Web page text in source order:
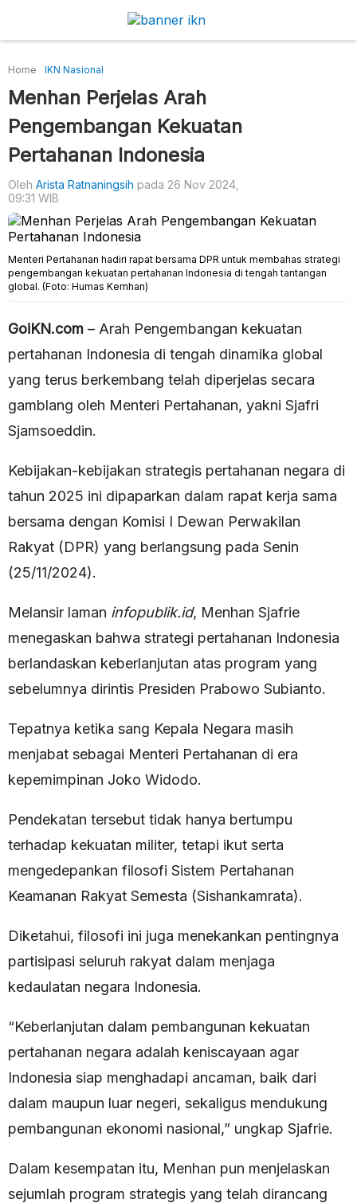
Home IKN Nasional
Menhan Perjelas Arah
Pengembangan Kekuatan
Pertahanan Indonesia
Oleh Arista Ratnaningsih pada 26 Nov 2024,
09:31 WIB
Menteri Pertahanan hadiri rapat bersama DPR untuk membahas strategi
pengembangan kekuatan pertahanan Indonesia di tengah tantangan
global. (Foto: Humas Kemhan)
GoiKN.com – Arah Pengembangan kekuatan
pertahanan Indonesia di tengah dinamika global
yang terus berkembang telah diperjelas secara
gamblang oleh Menteri Pertahanan, yakni Sjafri
Sjamsoeddin.
Kebijakan-kebijakan strategis pertahanan negara di
tahun 2025 ini dipaparkan dalam rapat kerja sama
bersama dengan Komisi I Dewan Perwakilan
Rakyat (DPR) yang berlangsung pada Senin
(25/11/2024).
Melansir laman infopublik.id, Menhan Sjafrie
menegaskan bahwa strategi pertahanan Indonesia
berlandaskan keberlanjutan atas program yang
sebelumnya dirintis Presiden Prabowo Subianto.
Tepatnya ketika sang Kepala Negara masih
menjabat sebagai Menteri Pertahanan di era
kepemimpinan Joko Widodo.
Pendekatan tersebut tidak hanya bertumpu
terhadap kekuatan militer, tetapi ikut serta
mengedepankan filosofi Sistem Pertahanan
Keamanan Rakyat Semesta (Sishankamrata).
Diketahui, filosofi ini juga menekankan pentingnya
partisipasi seluruh rakyat dalam menjaga
kedaulatan negara Indonesia.
“Keberlanjutan dalam pembangunan kekuatan
pertahanan negara adalah keniscayaan agar
Indonesia siap menghadapi ancaman, baik dari
dalam maupun luar negeri, sekaligus mendukung
pembangunan ekonomi nasional,” ungkap Sjafrie.
Dalam kesempatan itu, Menhan pun menjelaskan
sejumlah program strategis yang telah dirancang